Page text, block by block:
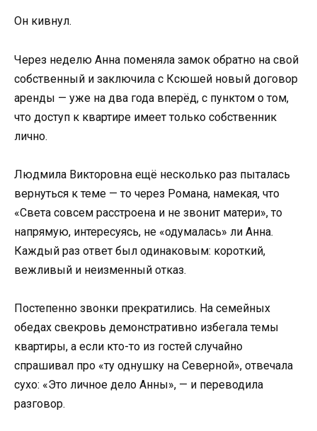
Он кивнул.
Через неделю Анна поменяла замок обратно на свой
собственный и заключила с Ксюшей новый договор
аренды — уже на два года вперёд, с пунктом о том,
что доступ к квартире имеет только собственник
лично.
Людмила Викторовна ещё несколько раз пыталась
вернуться к теме — то через Романа, намекая, что
«Света совсем расстроена и не звонит матери», то
напрямую, интересуясь, не «одумалась» ли Анна.
Каждый раз ответ был одинаковым: короткий,
вежливый и неизменный отказ.
Постепенно звонки прекратились. На семейных
обедах свекровь демонстративно избегала темы
квартиры, а если кто-то из гостей случайно
спрашивал про «ту однушку на Северной», отвечала
сухо: «Это личное дело Анны», — и переводила
разговор.